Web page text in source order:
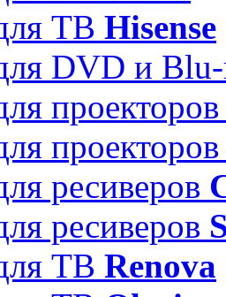
ТВ Hisense
DVD и
ресиверов
ресиверов
ТВ Renova